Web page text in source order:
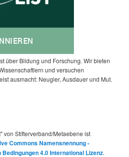
über Bildung und Forschung. Wir bieten
und versuchen
ausmacht: Neugier, Ausdauer und Mut.
von Stifterverband/Metaebene ist
Commons Namensnennung -
4.0 International Lizenz.